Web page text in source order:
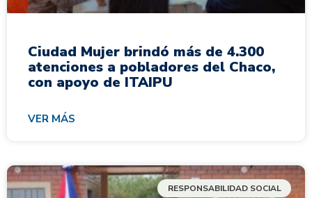
Ciudad Mujer brindó más de 4.300
atenciones a pobladores del Chaco,
con apoyo de ITAIPU
VER MÁS
RESPONSABILIDAD SOCIAL